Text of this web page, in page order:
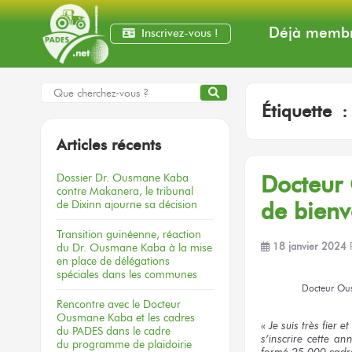
Inscrivez-vous ! Déjà
Étiquette :
Docteur
de
18 janvier 2024
Docteur
«Je suis très fier
s’inscrire cette
Articles récents
Dossier Dr. Ousmane Kaba
contre Makanera, le tribunal
de Dixinn ajourne sa décision
Transition guinéenne, réaction
du Dr. Ousmane Kaba à la mise
en place de délégations
spéciales dans les communes
Rencontre avec le Docteur
Ousmane Kaba et les cadres
du PADES dans le cadre
du programme de plaidoirie